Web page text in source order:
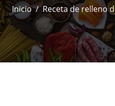
Inicio Receta de relleno